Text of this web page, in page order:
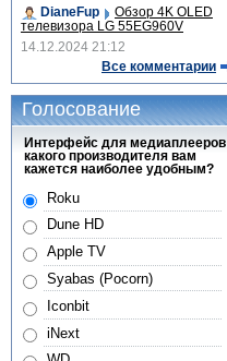
DianeFup
Обзор 4K OLED
телевизора LG 55EG960V
14.12.2024 21:12
Все комментарии
Голосование
Интерфейс для медиаплееров
какого производителя вам
кажется наиболее удобным?
Roku
Dune HD
Apple TV
Syabas (Pocorn)
Iconbit
iNext